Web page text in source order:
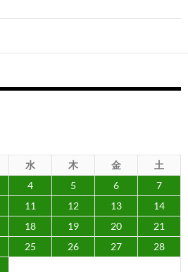
水 木 金
土
4 5 6
7
11 12 13
14
18 19 20
21
25 26 27
28